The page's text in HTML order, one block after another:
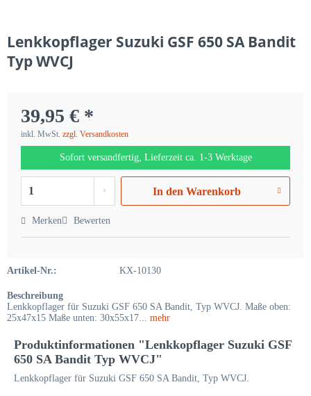
Lenkkopflager Suzuki GSF 650 SA Bandit
Typ WVCJ
39,95 € *
inkl. MwSt. zzgl. Versandkosten
Sofort versandfertig, Lieferzeit ca. 1-3 Werktage
In den Warenkorb
Merken Bewerten
Artikel-Nr.: KX-10130
Beschreibung
Lenkkopflager für Suzuki GSF 650 SA Bandit, Typ WVCJ. Maße oben:
25x47x15 Maße unten: 30x55x17... mehr
Produktinformationen "Lenkkopflager Suzuki GSF
650 SA Bandit Typ WVCJ"
Lenkkopflager für Suzuki GSF 650 SA Bandit, Typ WVCJ.